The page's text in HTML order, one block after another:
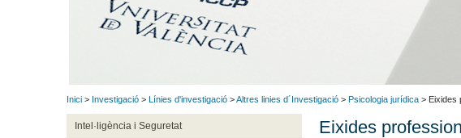
Inici > Investigació > Línies d'investigació >Altres linies d´Investigació > Psicologia jurídica > Eixides
Intel·ligència i Seguretat Eixides